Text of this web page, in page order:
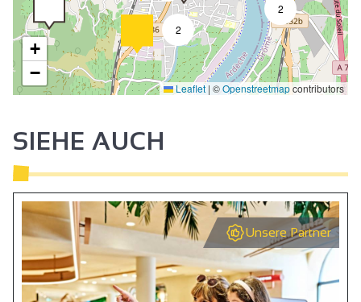
2
2
+
−
Leaflet | ©Openstreetmapcontributors
SIEHE AUCH
Unsere Partner